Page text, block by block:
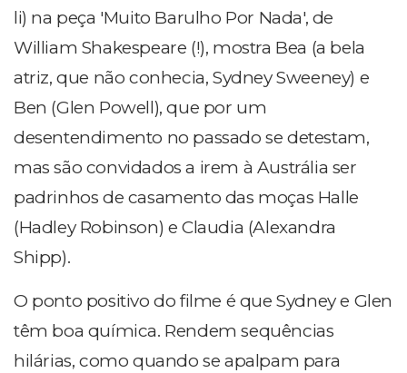
li) na peça 'Muito Barulho Por Nada', de
William Shakespeare (!), mostra Bea (a bela
atriz, que não conhecia, Sydney Sweeney) e
Ben (Glen Powell), que por um
desentendimento no passado se detestam,
mas são convidados a irem à Austrália ser
padrinhos de casamento das moças Halle
(Hadley Robinson) e Claudia (Alexandra
Shipp).
O ponto positivo do filme é que Sydney e Glen
têm boa química. Rendem sequências
hilárias, como quando se apalpam para